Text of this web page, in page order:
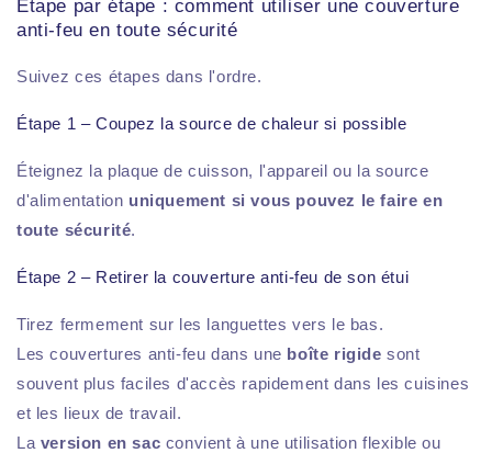
Étape par étape : comment utiliser une couverture
anti-feu en toute sécurité
Suivez ces étapes dans l'ordre.
Étape 1 – Coupez la source de chaleur si possible
Éteignez la plaque de cuisson, l'appareil ou la source
d'alimentation uniquement si vous pouvez le faire en
toute sécurité.
Étape 2 – Retirer la couverture anti-feu de son étui
Tirez fermement sur les languettes vers le bas.
Les couvertures anti-feu dans une boîte rigide sont
souvent plus faciles d'accès rapidement dans les cuisines
et les lieux de travail.
La version en sac convient à une utilisation flexible ou